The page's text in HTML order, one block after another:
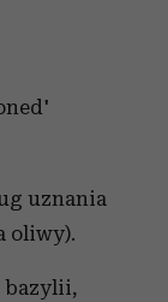
uznania
oliwy).
bazylii,